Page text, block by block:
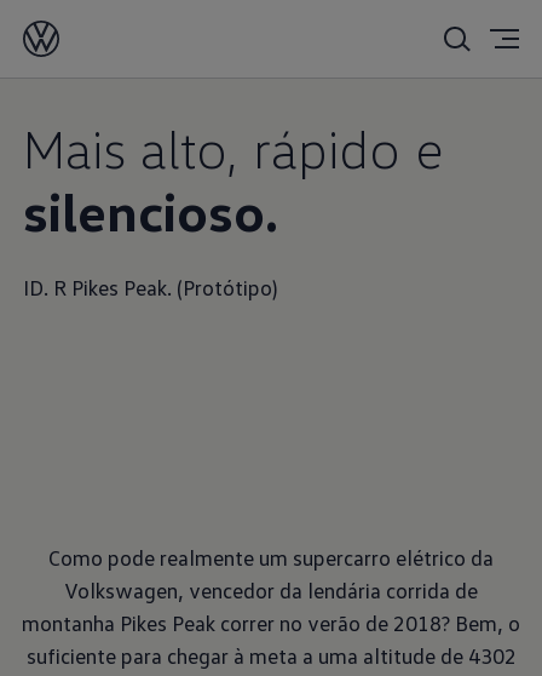
Mais alto, rápido e
silencioso.
ID. R Pikes Peak. (Protótipo)
Como pode realmente um supercarro elétrico da
Volkswagen, vencedor da lendária corrida de
montanha Pikes Peak correr no verão de 2018? Bem, o
suficiente para chegar à meta a uma altitude de 4302